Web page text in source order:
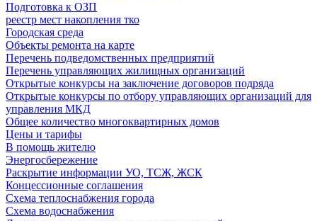
Подготовка к ОЗП
реестр мест накопления тко
Городская среда
Объекты ремонта на карте
Перечень подведомственных предприятий
Перечень управляющих жилищных организаций
Открытые конкурсы на заключение договоров подряда
Открытые конкурсы по отбору управляющих организаций для
управления МКД
Общее количество многоквартирных домов
Цены и тарифы
В помощь жителю
Энергосбережение
Раскрытие информации УО, ТСЖ, ЖСК
Концессионные соглашения
Схема теплоснабжения города
Схема водоснабжения